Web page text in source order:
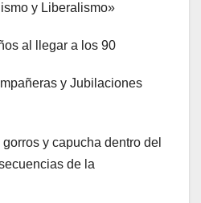
y Liberalismo»
al llegar a los 90
y Jubilaciones
y capucha dentro del
de la